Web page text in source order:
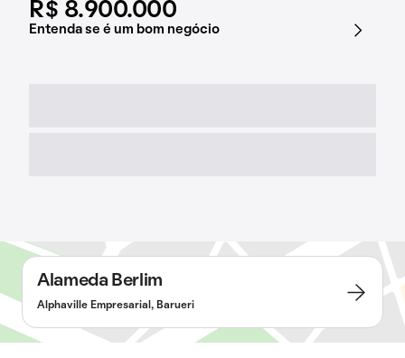
R$ 8.900.000
Entenda se é um bom negócio
Alameda Berlim
Alphaville Empresarial, Barueri